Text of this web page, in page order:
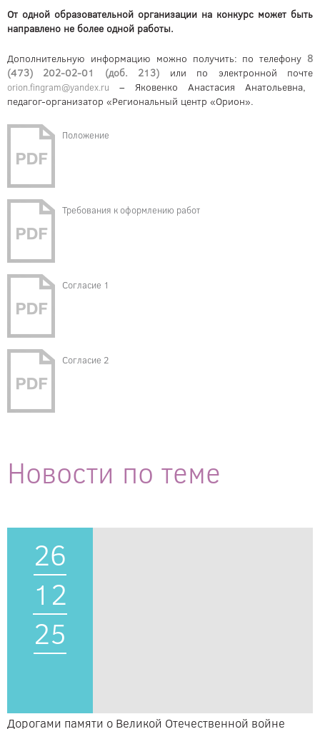
От одной образовательной организации на конкурс может быть
направлено не более одной работы.
Дополнительную информацию можно получить: по телефону 8
(473) 202-02-01 (доб. 213) или по электронной почте
orion.fingram@yandex.ru – Яковенко Анастасия Анатольевна,
педагог-организатор «Региональный центр «Орион».
Положение
Требования к оформлению работ
Согласие 1
Согласие 2
Новости по теме
26
12
25
Дорогами памяти о Великой Отечественной войне